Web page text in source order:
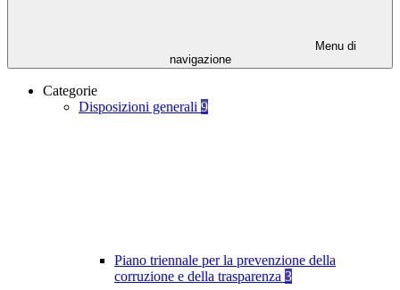
Menu di
navigazione
Categorie
Disposizioni generali 9
Piano triennale per la prevenzione della
corruzione e della trasparenza 3